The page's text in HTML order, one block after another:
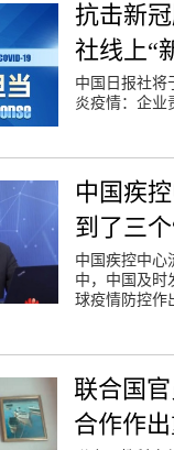
抗击新
社线上“
中国日报社将
炎疫情：企业
中国疾
到了三
中国疾控中心
中，中国及时
球疫情防控作
联合国
合作作